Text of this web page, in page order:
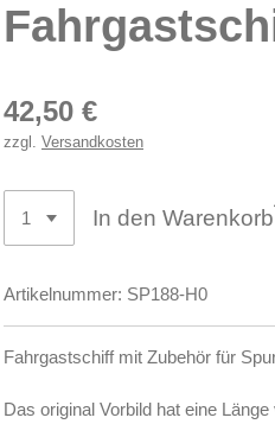
42,50 €
zzgl. Versandkosten
In den Warenkorb
Artikelnummer: SP188-H0
Fahrgastschiff mit Zubehör für
Das original Vorbild hat eine